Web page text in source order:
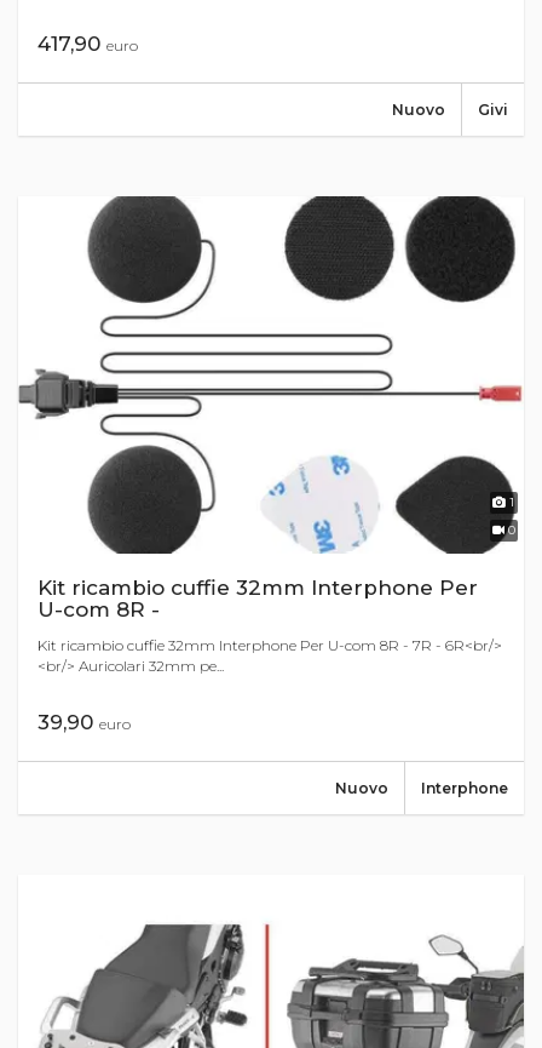
417,90 euro
Givi
Nuovo
1
0
Kit ricambio cuffie 32mm Interphone Per
U-com 8R -
Kit ricambio cuffie 32mm Interphone Per U-com 8R - 7R - 6R<br/>
<br/> Auricolari 32mm pe...
39,90 euro
Interphone
Nuovo